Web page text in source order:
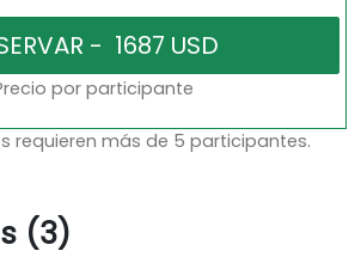
por participante
requieren más de 5 participantes.
(3)